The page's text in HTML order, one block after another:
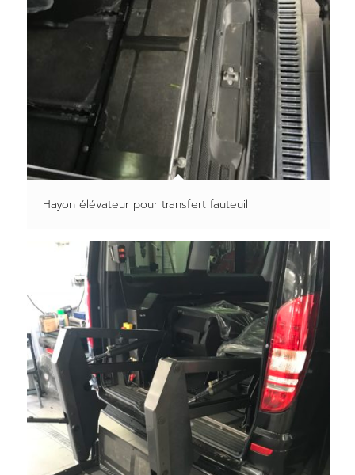
Hayon élévateur pour transfert fauteuil